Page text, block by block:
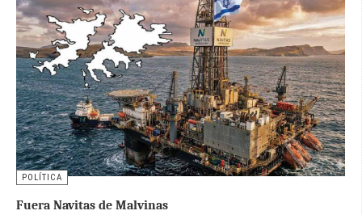
POLÍTICA
Fuera Navitas de Malvinas